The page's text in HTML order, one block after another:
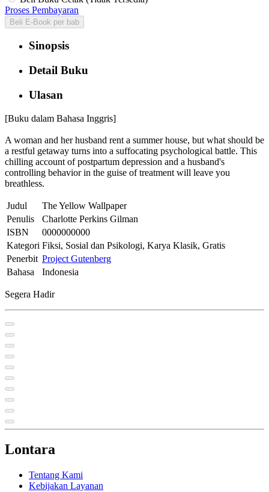
Proses Pembayaran
Beli E-Book per bab
Sinopsis
Detail Buku
Ulasan
[Buku dalam Bahasa Inggris]
A woman and her husband rent a summer house, but what should be
a restful getaway turns into a suffocating psychological battle. This
chilling account of postpartum depression and a husband's
controlling behavior in the guise of treatment will leave you
breathless.
Judul
The Yellow Wallpaper
Penulis
Charlotte Perkins Gilman
ISBN
0000000000
Kategori Fiksi, Sosial dan Psikologi, Karya Klasik, Gratis
Penerbit Project Gutenberg
Bahasa
Indonesia
Segera Hadir
Lontara
Tentang Kami
Kebijakan Layanan